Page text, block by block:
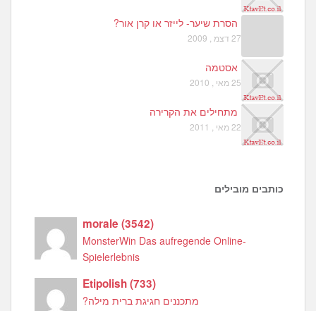
הסרת שיער- לייזר או קרן אור?
27 דצמ , 2009
אסטמה
25 מאי , 2010
מתחילים את הקרירה
22 מאי , 2011
כותבים מובילים
morale(3542)
MonsterWin Das aufregende Online-
Spielerlebnis
Etipolish(733)
מתכננים חגיגת ברית מילה?